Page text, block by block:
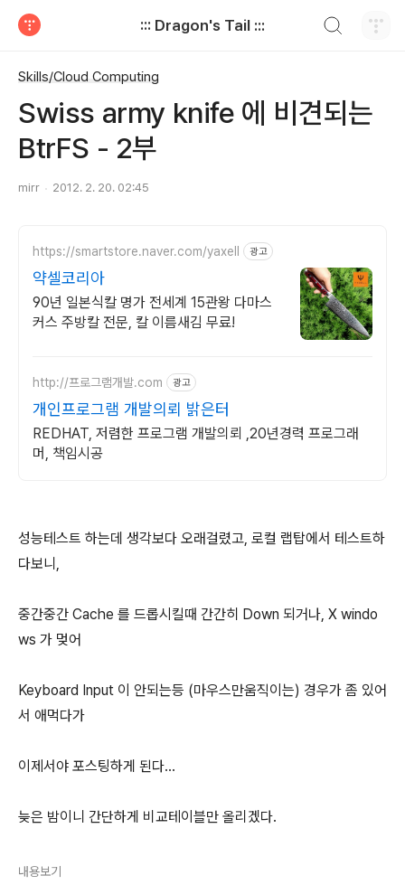
::: Dragon's Tail :::
Skills/Cloud Computing
Swiss army knife 에 비견되는
BtrFS - 2부
mirr 2012. 2. 20. 02:45
https://smartstore.naver.com/yaxell 광고
약셀코리아
90년 일본식칼 명가 전세계 15관왕 다마스
커스 주방칼 전문, 칼 이름새김 무료!
http://프로그램개발.com 광고
개인프로그램 개발의뢰 밝은터
REDHAT, 저렴한 프로그램 개발의뢰 ,20년경력 프로그래
머, 책임시공
성능테스트 하는데 생각보다 오래걸렸고, 로컬 랩탑에서 테스트하
다보니,
중간중간 Cache 를 드롭시킬때 간간히 Down 되거나, X windo
ws 가 멎어
Keyboard Input 이 안되는등 (마우스만움직이는) 경우가 좀 있어
서 애먹다가
이제서야 포스팅하게 된다...
늦은 밤이니 간단하게 비교테이블만 올리겠다.
내용보기